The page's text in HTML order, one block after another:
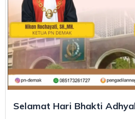
Selamat Hari Bhakti